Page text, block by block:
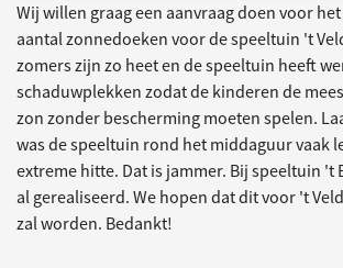
Wij willen graag een aanvraag doen voor
aantal zonnedoeken voor de speeltuin 't
zomers zijn zo heet en de speeltuin heeft
schaduwplekken zodat de kinderen de
zon zonder bescherming moeten spelen.
was de speeltuin rond het middaguur vaak
extreme hitte. Dat is jammer. Bij speeltuin 't
al gerealiseerd. We hopen dat dit voor 't
zal worden. Bedankt!